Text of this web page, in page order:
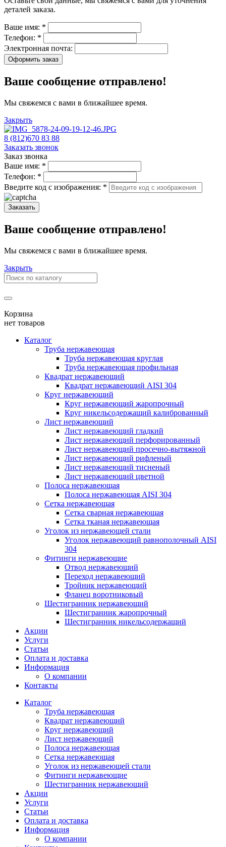
деталей заказа.
Ваше имя: *
Телефон: *
Электронная почта:
Оформить заказ
Ваше сообщение отправлено!
Мы свяжемся с вами в ближайшее время.
Закрыть
8 (812)670 83 88
Заказать звонок
Заказ звонка
Ваше имя: *
Телефон: *
Введите код с изображения: *
Заказать
Ваше сообщение отправлено!
Мы свяжемся с вами в ближайшее время.
Закрыть
Корзина
нет товаров
Каталог
Труба нержавеющая
Труба нержавеющая круглая
Труба нержавеющая профильная
Квадрат нержавеющий
Квадрат нержавеющий AISI 304
Круг нержавеющий
Круг нержавеющий жаропрочный
Круг никельсодержащий калиброванный
Лист нержавеющий
Лист нержавеющий гладкий
Лист нержавеющий перфорированный
Лист нержавеющий просечно-вытяжной
Лист нержавеющий рифленый
Лист нержавеющий тисненый
Лист нержавеющий цветной
Полоса нержавеющая
Полоса нержавеющая AISI 304
Сетка нержавеющая
Сетка сварная нержавеющая
Сетка тканая нержавеющая
Уголок из нержавеющей стали
Уголок нержавеющий равнополочный AISI
304
Фитинги нержавеющие
Отвод нержавеющий
Переход нержавеющий
Тройник нержавеющий
Фланец воротниковый
Шестигранник нержавеющий
Шестигранник жаропрочный
Шестигранник никельсодержащий
Акции
Услуги
Статьи
Оплата и доставка
Информация
О компании
Контакты
Каталог
Труба нержавеющая
Квадрат нержавеющий
Круг нержавеющий
Лист нержавеющий
Полоса нержавеющая
Сетка нержавеющая
Уголок из нержавеющей стали
Фитинги нержавеющие
Шестигранник нержавеющий
Акции
Услуги
Статьи
Оплата и доставка
Информация
О компании